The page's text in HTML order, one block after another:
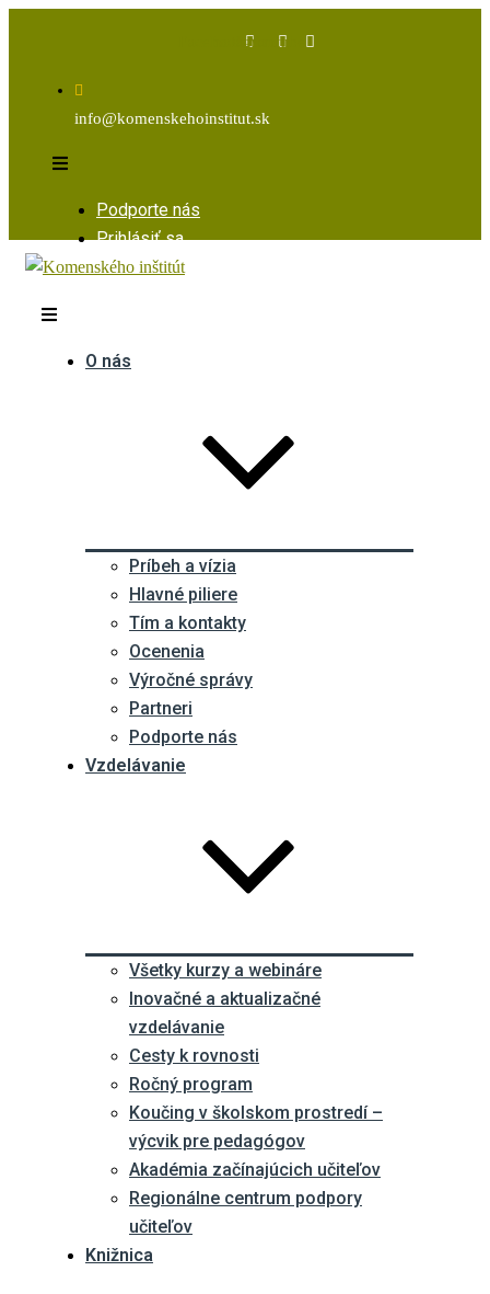
InstagramYoutube
info@komenskehoinstitut.sk
Podporte nás
Prihlásiť sa
O nás
Príbeh a vízia
Hlavné piliere
Tím a kontakty
Ocenenia
Výročné správy
Partneri
Podporte nás
Vzdelávanie
Všetky kurzy a webináre
Inovačné a aktualizačné
vzdelávanie
Cesty k rovnosti
Ročný program
Koučing v školskom prostredí –
výcvik pre pedagógov
Akadémia začínajúcich učiteľov
Regionálne centrum podpory
učiteľov
Knižnica